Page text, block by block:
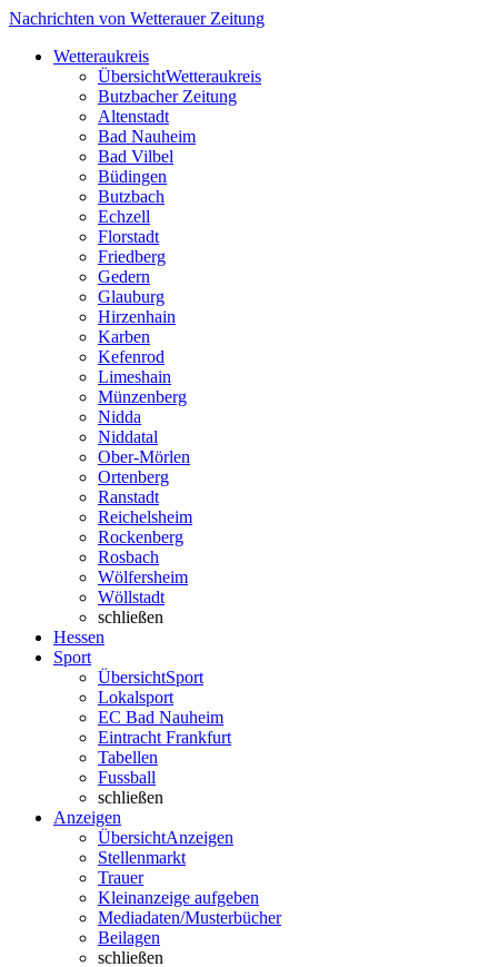
Nachrichten von Wetterauer Zeitung
Wetteraukreis
ÜbersichtWetteraukreis
Butzbacher Zeitung
Altenstadt
Bad Nauheim
Bad Vilbel
Büdingen
Butzbach
Echzell
Florstadt
Friedberg
Gedern
Glauburg
Hirzenhain
Karben
Kefenrod
Limeshain
Münzenberg
Nidda
Niddatal
Ober-Mörlen
Ortenberg
Ranstadt
Reichelsheim
Rockenberg
Rosbach
Wölfersheim
Wöllstadt
schließen
Hessen
Sport
ÜbersichtSport
Lokalsport
EC Bad Nauheim
Eintracht Frankfurt
Tabellen
Fussball
schließen
Anzeigen
ÜbersichtAnzeigen
Stellenmarkt
Trauer
Kleinanzeige aufgeben
Mediadaten/Musterbücher
Beilagen
schließen